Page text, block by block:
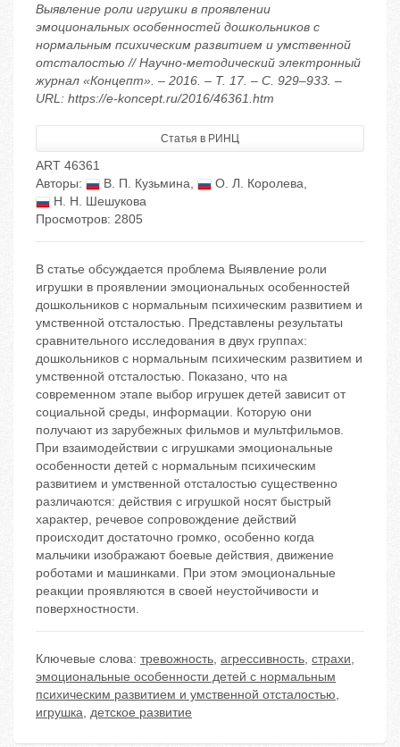
Выявление роли игрушки в проявлении
эмоциональных особенностей дошкольников с
нормальным психическим развитием и умственной
отсталостью // Научно-методический электронный
журнал «Концепт». – 2016. – Т. 17. – С. 929–933. –
URL: https://e-koncept.ru/2016/46361.htm
Статья в РИНЦ
ART 46361
Авторы:
В. П. Кузьмина, О. Л. Королева,
Н. Н. Шешукова
Просмотров: 2805
В статье обсуждается проблема Выявление роли
игрушки в проявлении эмоциональных особенностей
дошкольников с нормальным психическим развитием и
умственной отсталостью. Представлены результаты
сравнительного исследования в двух группах:
дошкольников с нормальным психическим развитием и
умственной отсталостью. Показано, что на
современном этапе выбор игрушек детей зависит от
социальной среды, информации. Которую они
получают из зарубежных фильмов и мультфильмов.
При взаимодействии с игрушками эмоциональные
особенности детей с нормальным психическим
развитием и умственной отсталостью существенно
различаются: действия с игрушкой носят быстрый
характер, речевое сопровождение действий
происходит достаточно громко, особенно когда
мальчики изображают боевые действия, движение
роботами и машинками. При этом эмоциональные
реакции проявляются в своей неустойчивости и
поверхностности.
Ключевые слова: тревожность, агрессивность, страхи,
эмоциональные особенности детей с нормальным
психическим развитием и умственной отсталостью,
игрушка, детское развитие